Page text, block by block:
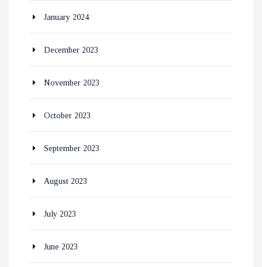
January 2024
December 2023
November 2023
October 2023
September 2023
August 2023
July 2023
June 2023